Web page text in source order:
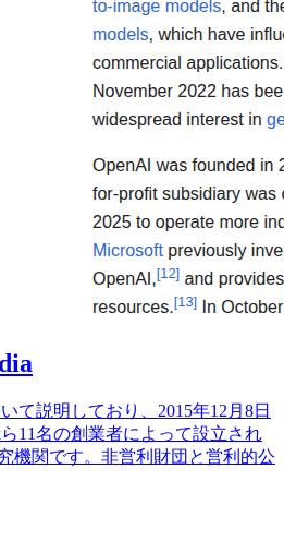
て説明しており、2015年12月8日
ら11名の創業者によって設立され
機関です。非営利財団と営利的公